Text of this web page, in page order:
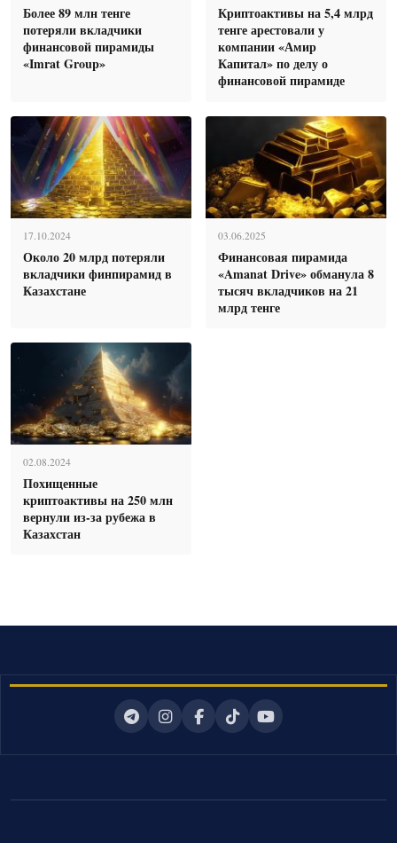
Более 89 млн тенге
потеряли вкладчики
финансовой пирамиды
«Imrat Group»
Криптоактивы на 5,4 млрд
тенге арестовали у
компании «Амир
Капитал» по делу о
финансовой пирамиде
17.10.2024
Около 20 млрд потеряли
вкладчики финпирамид в
Казахстане
03.06.2025
Финансовая пирамида
«Amanat Drive» обманула 8
тысяч вкладчиков на 21
млрд тенге
02.08.2024
Похищенные
криптоактивы на 250 млн
вернули из-за рубежа в
Казахстан